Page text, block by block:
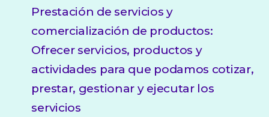
Prestación de servicios y
comercialización de productos:
Ofrecer servicios, productos y
actividades para que podamos cotizar,
prestar, gestionar y ejecutar los
servicios